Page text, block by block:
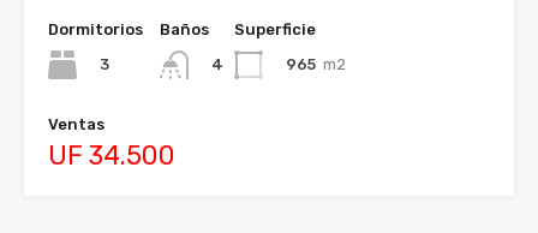
Dormitorios
3
Baños
4
Superficie
965 m2
Ventas
UF 34.500